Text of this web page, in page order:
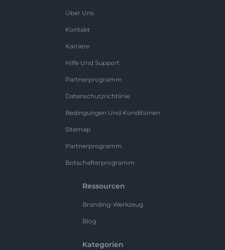
Über Uns
Kontakt
Karriere
Hilfe Und Support
Partnerprogramm
Datenschutzrichtlinie
Bedingungen Und Konditionen
Sitemap
Partnerprogramm
Botschafterprogramm
Ressourcen
Branding-Werkzeug
Blog
Kategorien